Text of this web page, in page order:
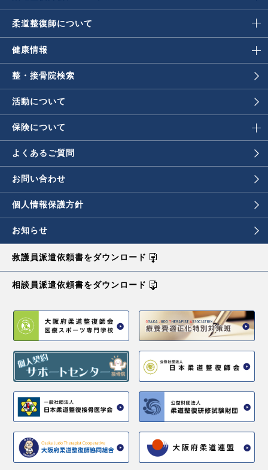
柔道整復師について
健康情報
整・接骨院検索
活動について
保険について
よくあるご質問
お問い合わせ
個人情報保護方針
お知らせ
救護員派遣依頼書をダウンロード
相談員派遣依頼書をダウンロード